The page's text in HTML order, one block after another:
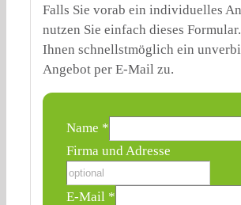
Falls Sie vorab ein individuelles
nutzen Sie einfach dieses
Ihnen schnellstmöglich ein
Angebot per E-Mail zu.
für
Firma
und
Name *
Firma und Adresse
E-Mail *